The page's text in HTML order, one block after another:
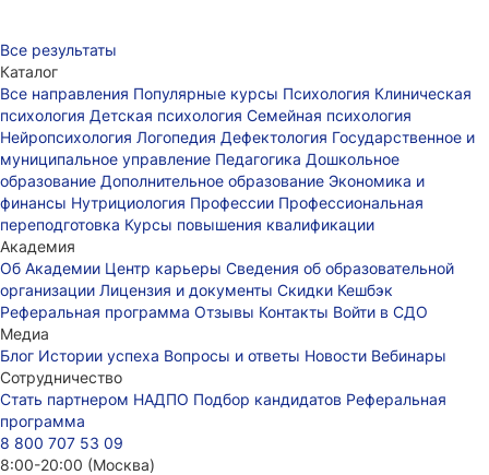
Все результаты
Каталог
Все направления Популярные курсы Психология Клиническая
психология Детская психология Семейная психология
Нейропсихология Логопедия Дефектология Государственное и
муниципальное управление Педагогика Дошкольное
образование Дополнительное образование Экономика и
финансы Нутрициология Профессии Профессиональная
переподготовка Курсы повышения квалификации
Академия
Об Академии Центр карьеры Сведения об образовательной
организации Лицензия и документы Скидки Кешбэк
Реферальная программа Отзывы Контакты Войти в СДО
Медиа
Блог Истории успеха Вопросы и ответы Новости Вебинары
Сотрудничество
Стать партнером НАДПО Подбор кандидатов Реферальная
программа
8 800 707 53 09
8:00-20:00 (Москва)